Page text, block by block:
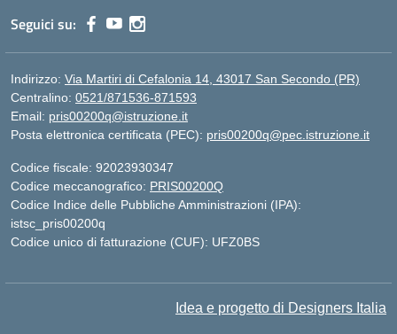
Seguici su:
Indirizzo: Via Martiri di Cefalonia 14, 43017 San Secondo (PR)
Centralino: 0521/871536-871593
Email: pris00200q@istruzione.it
Posta elettronica certificata (PEC): pris00200q@pec.istruzione.it
Codice fiscale: 92023930347
Codice meccanografico: PRIS00200Q
Codice Indice delle Pubbliche Amministrazioni (IPA):
istsc_pris00200q
Codice unico di fatturazione (CUF): UFZ0BS
Idea e progetto di Designers Italia